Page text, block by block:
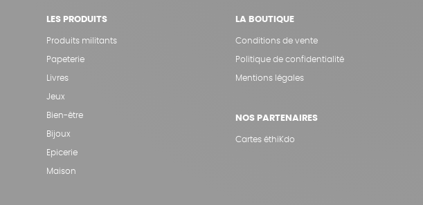
LES PRODUITS
Produits militants
Papeterie
Livres
Jeux
Bien-être
Bijoux
Epicerie
Maison
LA BOUTIQUE
Conditions de vente
Politique de confidentialité
Mentions légales
NOS PARTENAIRES
Cartes éthiKdo